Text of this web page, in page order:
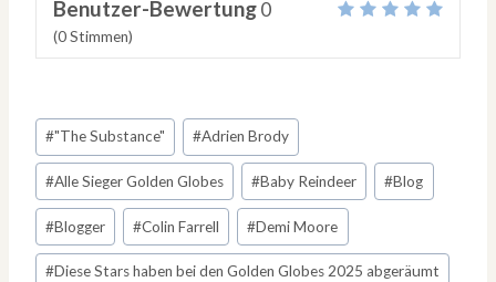
Benutzer-Bewertung0
(0Stimmen)
Schlagworte:
#"The Substance" #Adrien Brody
#Alle Sieger Golden Globes #Baby Reindeer #Blog
#Blogger #Colin Farrell #Demi Moore
#Diese Stars haben bei den Golden Globes 2025 abgeräumt